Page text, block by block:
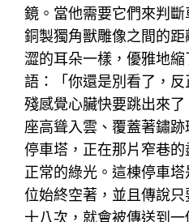
鏡。當他需要它們來判
銅製獨角獸雕像之間的
澀的耳朵一樣，優雅地
語：「你還是別看了，
殘感覺心臟快要跳出來
座高聳入雲、覆蓋著鏽
停車塔，正在那片窄巷
正常的綠光。這棟停車
位始終空著，並且傳說
十八次，就會被傳送到